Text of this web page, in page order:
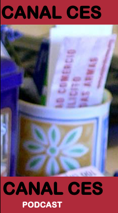
CANAL CES
CANAL CES
PODCAST